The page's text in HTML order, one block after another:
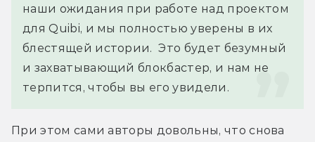
наши ожидания при работе над проектом
для Quibi, и мы полностью уверены в их
блестящей истории.  Это будет безумный
и захватывающий блокбастер, и нам не
терпится, чтобы вы его увидели.
При этом сами авторы довольны, что снова